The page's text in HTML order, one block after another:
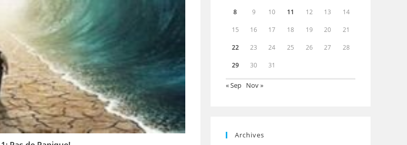
8 9 10 11 12 13 14
15 16 17 18 19 20 21
22 23 24 25 26 27 28
29 30 31
« Sep Nov »
Archives